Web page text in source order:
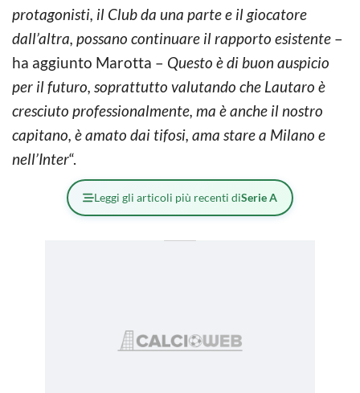
protagonisti, il Club da una parte e il giocatore
dall’altra, possano continuare il rapporto esistente –
ha aggiunto Marotta – Questo è di buon auspicio
per il futuro, soprattutto valutando che Lautaro è
cresciuto professionalmente, ma è anche il nostro
capitano, è amato dai tifosi, ama stare a Milano e
nell’Inter“.
Leggi gli articoli più recenti diSerie A